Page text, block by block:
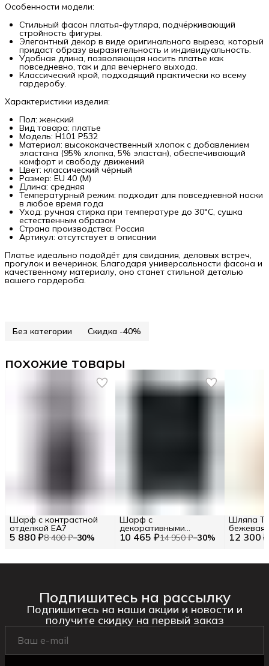
Особенности модели:
Стильный фасон платья-футляра, подчёркивающий
стройность фигуры.
Элегантный декор в виде оригинального выреза, который
придаст образу выразительность и индивидуальность.
Удобная длина, позволяющая носить платье как
повседневно, так и для вечернего выхода.
Классический крой, подходящий практически ко всему
гардеробу.
Характеристики изделия:
Пол: женский
Вид товара: платье
Модель: H101 P532
Материал: высококачественный хлопок с добавлением
эластана (95% хлопка, 5% эластан), обеспечивающий
комфорт и свободу движений
Цвет: классический чёрный
Размер: EU 40 (M)
Длина: средняя
Температурный режим: подходит для повседневной носки
в любое время года
Уход: ручная стирка при температуре до 30°C, сушка
естественным образом
Страна производства: Россия
Артикул: отсутствует в описании
Платье идеально подойдёт для свидания, деловых встреч,
прогулок и вечеринок. Благодаря универсальности фасона и
качественному материалу, оно станет стильной деталью
вашего гардероба.
Без категории Скидка -40%
похожие товары
5 880 ₽8 400 ₽−30%
Шарф с контрастной
отделкой EA7
10 465 ₽14 950 ₽−30%
Шарф с
декоративными
элементами TWINSET 12 300 ₽
Шляпа
бежевая
Подпишитесь на рассылку
Подпишитесь на наши акции и новости и
получите скидку на первый заказ